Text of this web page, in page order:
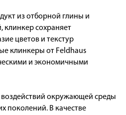
из отборной глины и
клинкер сохраняет
цветов и текстур
клинкеры от Feldhaus
и экономичными
окружающей среды
поколений. В качестве